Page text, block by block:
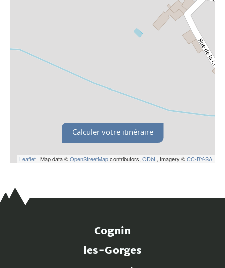
Leaflet | Map data ©OpenStreetMapcontributors, ODbL , Imagery ©CC-BY-SA
Calculer votre itinéraire
Cognin
les-Gorges